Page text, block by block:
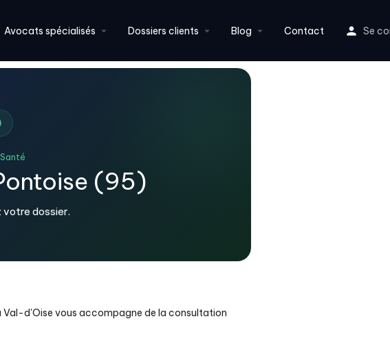
Avocats spécialisés Dossiers clients Blog Contact Se
(95)
dossier.
Val-d'Oise vous accompagne de la consultation